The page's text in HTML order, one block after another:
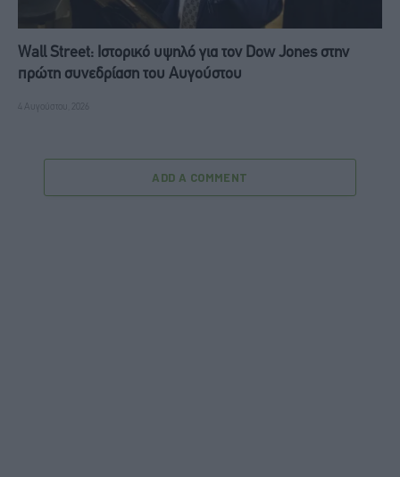
Wall Street: Ιστορικό υψηλό για τον Dow Jones στην
πρώτη συνεδρίαση του Αυγούστου
4 Αυγούστου, 2026
ADD A COMMENT